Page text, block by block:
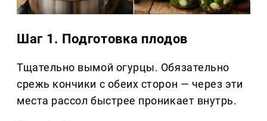
Шаг 1. Подготовка плодов
Тщательно вымой огурцы. Обязательно
срежь кончики с обеих сторон — через эти
места рассол быстрее проникает внутрь.